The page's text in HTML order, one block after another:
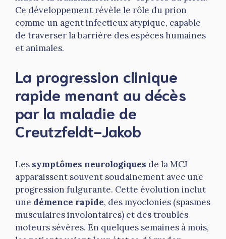
Ce développement révèle le rôle du prion
comme un agent infectieux atypique, capable
de traverser la barrière des espèces humaines
et animales.
La progression clinique
rapide menant au décès
par la maladie de
Creutzfeldt-Jakob
Les symptômes neurologiques de la MCJ
apparaissent souvent soudainement avec une
progression fulgurante. Cette évolution inclut
une démence rapide, des myoclonies (spasmes
musculaires involontaires) et des troubles
moteurs sévères. En quelques semaines à mois,